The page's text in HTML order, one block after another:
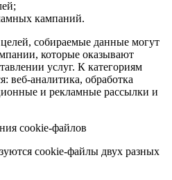
кампаний.
собираемые данные могут
которые оказывают
услуг. К категориям
веб-аналитика, обработка
и рекламные рассылки и
cookie-файлов
cookie-файлы двух разных